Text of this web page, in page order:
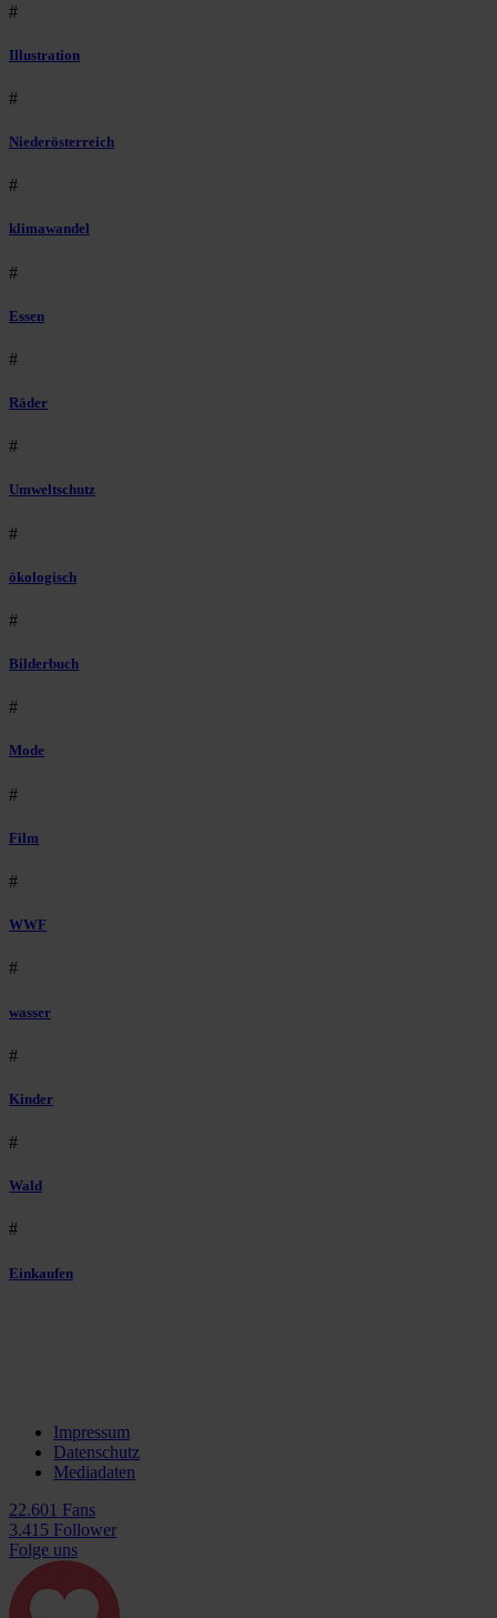
#
Illustration
#
Niederösterreich
#
klimawandel
#
Essen
#
Räder
#
Umweltschutz
#
ökologisch
#
Bilderbuch
#
Mode
#
Film
#
WWF
#
wasser
#
Kinder
#
Wald
#
Einkaufen
Impressum
Datenschutz
Mediadaten
22.601 Fans
3.415 Follower
Folge uns